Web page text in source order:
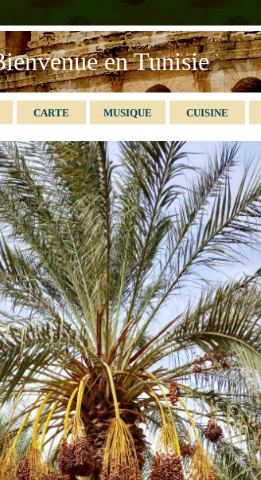
en Tunisie
CARTE MUSIQUE CUISINE